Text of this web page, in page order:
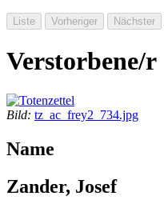
Verstorbene/r
Bild: tz_ac_frey2_734.jpg
Name
Zander, Josef